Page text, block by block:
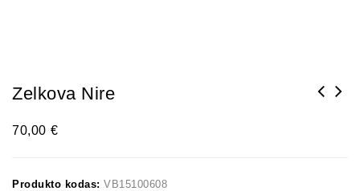
Zelkova Nire
70,00 €
Produkto kodas: VB15100608